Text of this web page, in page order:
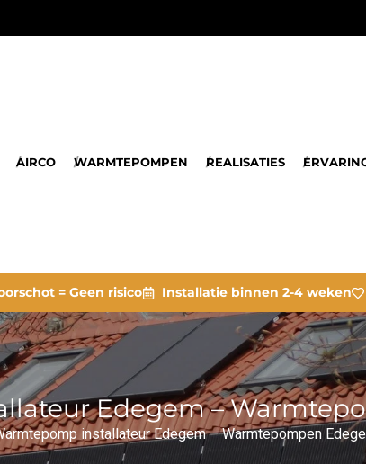
AIRCO WARMTEPOMPEN REALISATIES
= Geen risico Installatie binnen 2-4 weken
Edegem –
installateur Edegem – Warmtepompen